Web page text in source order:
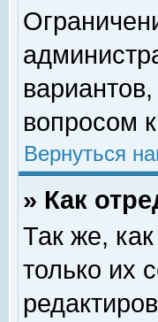
вопросом
Вернуться
» Как
Так же,
только их